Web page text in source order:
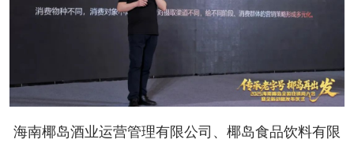
海南椰岛酒业运营管理有限公司、椰岛食品饮料有限